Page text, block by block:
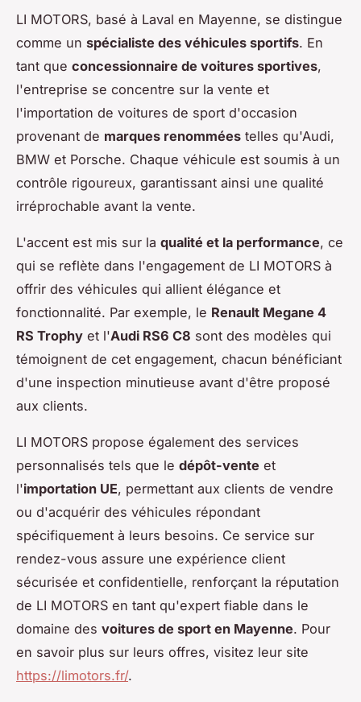
LI MOTORS, basé à Laval en Mayenne, se distingue
comme un spécialiste des véhicules sportifs. En
tant que concessionnaire de voitures sportives,
l'entreprise se concentre sur la vente et
l'importation de voitures de sport d'occasion
provenant de marques renommées telles qu'Audi,
BMW et Porsche. Chaque véhicule est soumis à un
contrôle rigoureux, garantissant ainsi une qualité
irréprochable avant la vente.
L'accent est mis sur la qualité et la performance, ce
qui se reflète dans l'engagement de LI MOTORS à
offrir des véhicules qui allient élégance et
fonctionnalité. Par exemple, le Renault Megane 4
RS Trophy et l'Audi RS6 C8 sont des modèles qui
témoignent de cet engagement, chacun bénéficiant
d'une inspection minutieuse avant d'être proposé
aux clients.
LI MOTORS propose également des services
personnalisés tels que le dépôt-vente et
l'importation UE, permettant aux clients de vendre
ou d'acquérir des véhicules répondant
spécifiquement à leurs besoins. Ce service sur
rendez-vous assure une expérience client
sécurisée et confidentielle, renforçant la réputation
de LI MOTORS en tant qu'expert fiable dans le
domaine des voitures de sport en Mayenne. Pour
en savoir plus sur leurs offres, visitez leur site
https://limotors.fr/.